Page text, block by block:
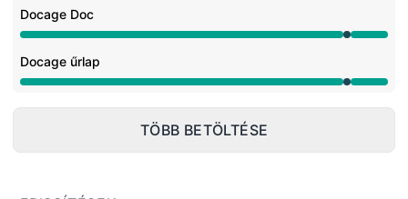
Docage Doc
Javítás alatt tól től 9:30 PM ehhez 9:35 PM
Docage űrlap
Javítás alatt tól től 9:30 PM ehhez 9:35 PM
TÖBB BETÖLTÉSE